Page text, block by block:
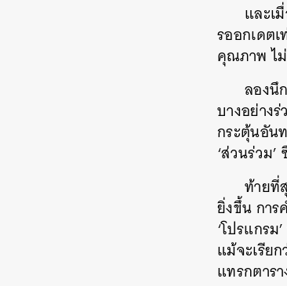
และเ
รออกเดต
คุณภาพ ไ
ลองนึ
บางอย่าง
กระตุ้นอัน
‘ส่วนร่วม
ท้ายที่
ยิ่งขึ้น กา
‘โปรแกร
แม้จะเรีย
แทรกตาร